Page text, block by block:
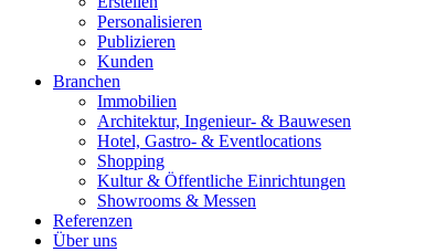
Personalisieren
Publizieren
Kunden
Branchen
Immobilien
Architektur, Ingenieur- & Bauwesen
Hotel, Gastro- & Eventlocations
Shopping
Kultur & Öffentliche Einrichtungen
Showrooms & Messen
Referenzen
Über uns